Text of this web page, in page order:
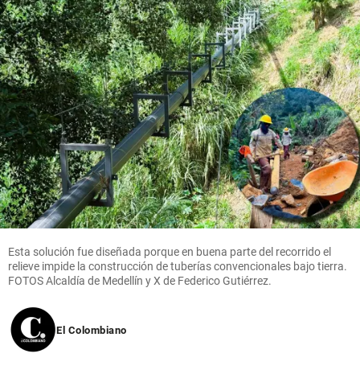
Esta solución fue diseñada porque en buena parte del recorrido el
relieve impide la construcción de tuberías convencionales bajo tierra.
FOTOS Alcaldía de Medellín y X de Federico Gutiérrez.
El Colombiano